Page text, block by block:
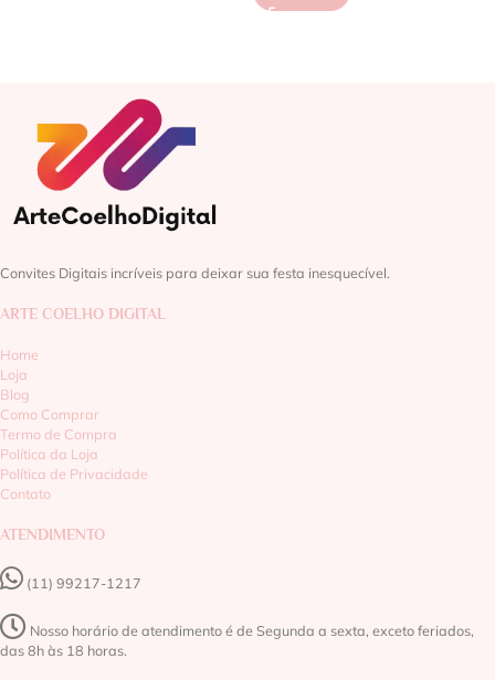
Convites Digitais incríveis para deixar sua festa inesquecível.
ARTE COELHO DIGITAL
Home
Loja
Blog
Como Comprar
Termo de Compra
Política da Loja
Política de Privacidade
Contato
ATENDIMENTO
(11) 99217-1217‬
Nosso horário de atendimento é de Segunda a sexta, exceto feriados,
das 8h às 18 horas.